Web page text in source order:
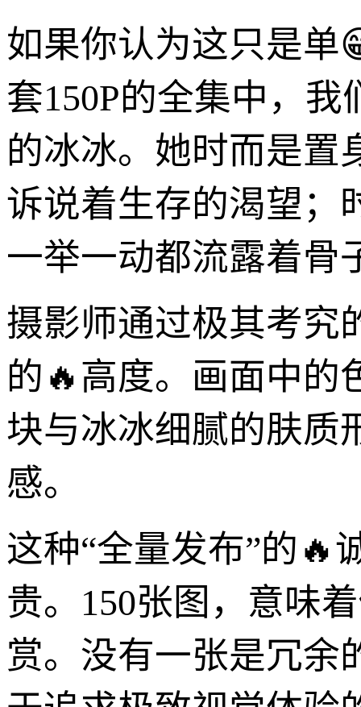
如果你认为这只是单
套150P的全集中，
的冰冰。她时而是置
诉说着生存的渴望；
一举一动都流露着骨
摄影师通过极其考究
的🔥高度。画面中的
块与冰冰细腻的肤质
感。
这种“全量发布”的🔥
贵。150张图，意味
赏。没有一张是冗余